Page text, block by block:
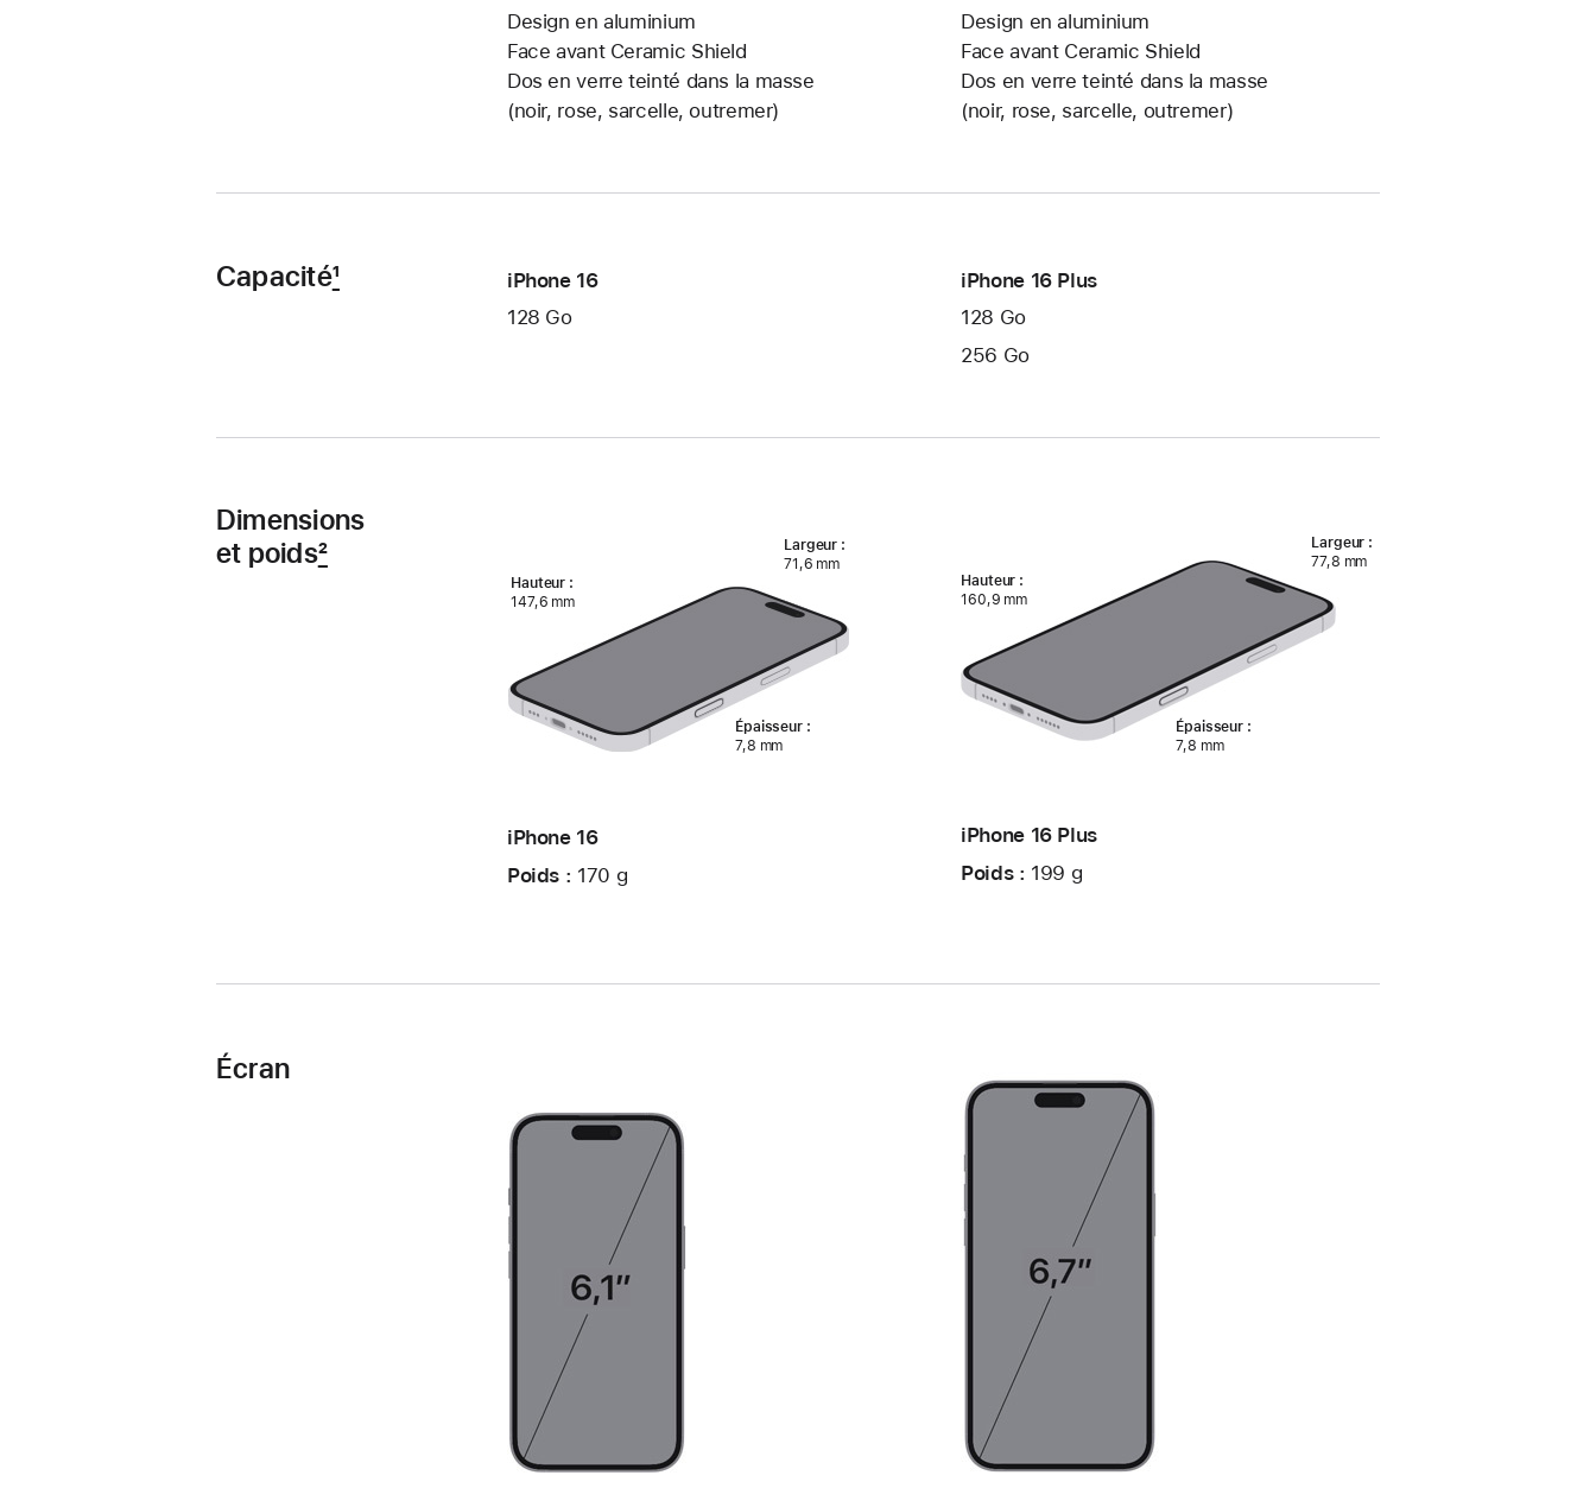
Design en alu­minium
Face avant Ceramic Shield
Dos en verre teinté dans la masse
(noir, rose, sarcelle, outremer)
Design en alu­minium
Face avant Ceramic Shield
Dos en verre teinté dans la masse
(noir, rose, sarcelle, outremer)
Capacité1
iPhone 16
128 Go
iPhone 16 Plus
128 Go
256 Go
Dimensions
et poids2
Largeur :
71,6 mm
Hauteur :
147,6 mm
Épaisseur :
7,8 mm
iPhone 16
Poids : 170 g
Largeur :
77,8 mm
Hauteur :
160,9 mm
Épaisseur :
7,8 mm
iPhone 16 Plus
Poids : 199 g
Écran